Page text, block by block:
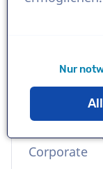
Negeri
Corporate
Nur